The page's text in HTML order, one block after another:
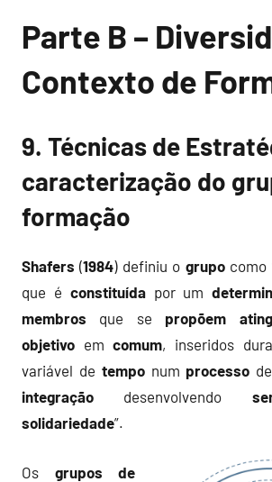
Parte B –
Contexto de
9. Técnicas de
caracterização do
formação
Shafers (1984) definiu o grupocomo
que é constituídapor um
membros que se propõem
objetivo emcomum, inseridos
variável de temponum processo
integração desenvolvendo
solidariedade”.
Os grupos de